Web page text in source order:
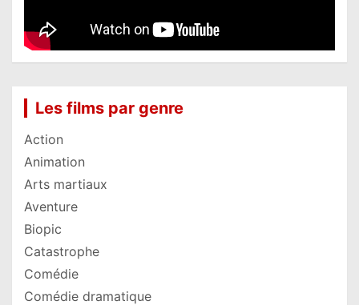
Les films par genre
Action
Animation
Arts martiaux
Aventure
Biopic
Catastrophe
Comédie
Comédie dramatique